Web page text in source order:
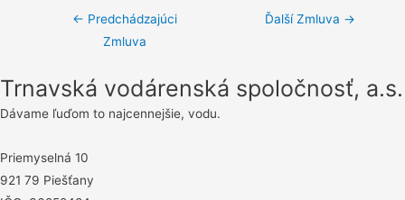
Navigácia
článku
← Predchádzajúci
Zmluva
Ďalší Zmluva →
Trnavská vodárenská spoločnosť, a.s.
Dávame ľuďom to najcennejšie, vodu.
Priemyselná 10
921 79 Piešťany